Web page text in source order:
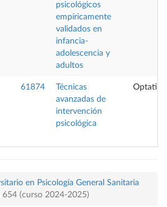
psicológicos
empíricamente
validados en
infancia-
adolescencia y
adultos
61874
Técnicas
avanzadas de
intervención
psicológica
Optativa
en Psicología General Sanitaria
654 (curso 2024-2025)